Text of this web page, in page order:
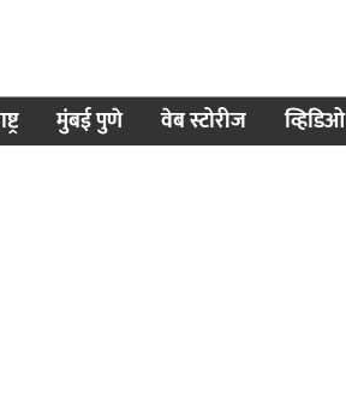
मुंबई पुणे वेब स्टोरीज व्हिडिओ